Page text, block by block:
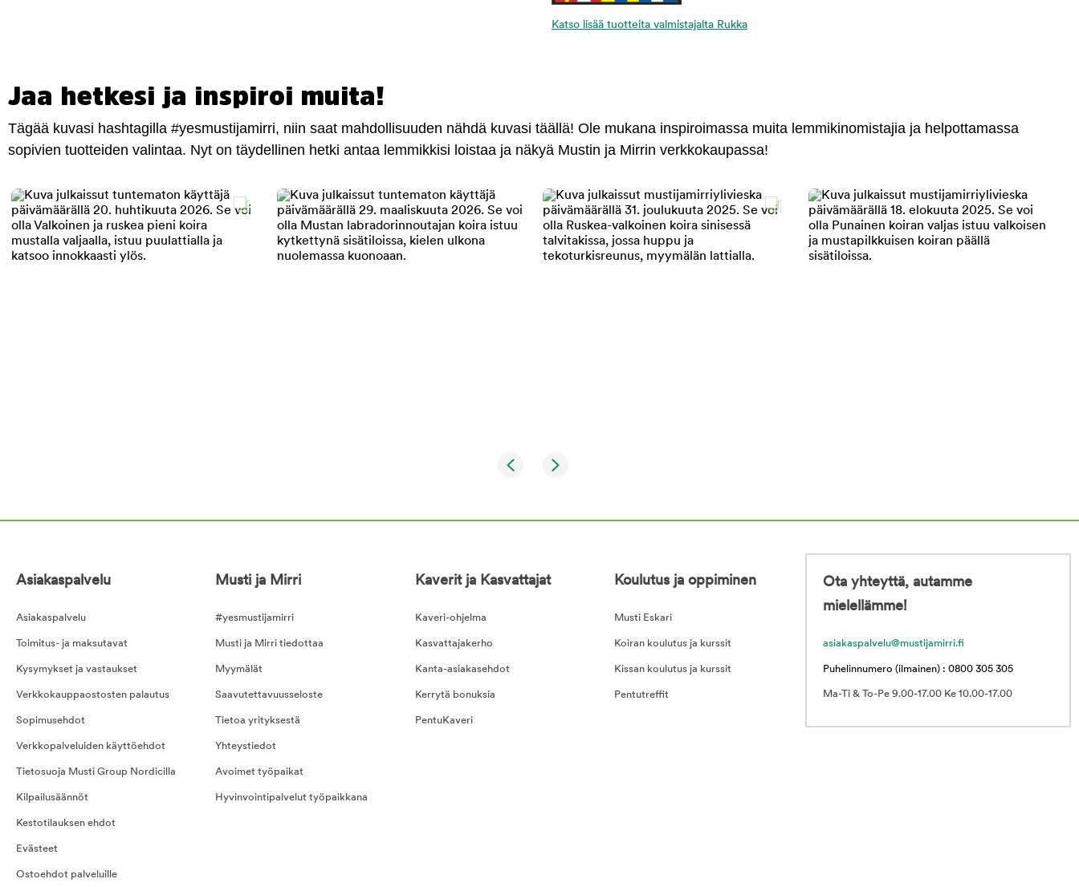
Katso lisää tuotteita valmistajalta Rukka
Jaa hetkesi ja inspiroi muita!
Tägää kuvasi hashtagilla #yesmustijamirri, niin saat mahdollisuuden nähdä kuvasi täällä! Ole mukana inspiroimassa muita lemmikinomistajia ja helpottamassa
sopivien tuotteiden valintaa. Nyt on täydellinen hetki antaa lemmikkisi loistaa ja näkyä Mustin ja Mirrin verkkokaupassa!
Asiakaspalvelu
Asiakaspalvelu
Toimitus- ja maksutavat
Kysymykset ja vastaukset
Verkkokauppaostosten palautus
Sopimusehdot
Verkkopalveluiden käyttöehdot
Tietosuoja Musti Group Nordicilla
Kilpailusäännöt
Kestotilauksen ehdot
Evästeet
Ostoehdot palveluille
Musti ja Mirri
#yesmustijamirri
Musti ja Mirri tiedottaa
Myymälät
Saavutettavuusseloste
Tietoa yrityksestä
Yhteystiedot
Avoimet työpaikat
Hyvinvointipalvelut työpaikkana
Kaverit ja Kasvattajat
Kaveri-ohjelma
Kasvattajakerho
Kanta-asiakasehdot
Kerrytä bonuksia
PentuKaveri
Koulutus ja oppiminen
Musti Eskari
Koiran koulutus ja kurssit
Kissan koulutus ja kurssit
Pentutreffit
Ota yhteyttä, autamme
mielellämme!
asiakaspalvelu@mustijamirri.fi
Puhelinnumero (ilmainen) : 0800 305 305
Ma-Ti & To-Pe 9.00-17.00 Ke 10.00-17.00